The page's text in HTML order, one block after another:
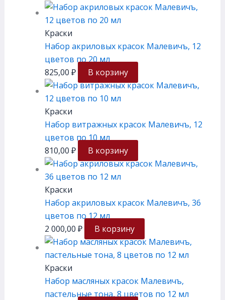
Краски
Набор акриловых красок Малевичъ, 12
цветов по 20 мл
825,00 ₽ В корзину
Краски
Набор витражных красок Малевичъ, 12
цветов по 10 мл
810,00 ₽ В корзину
Краски
Набор акриловых красок Малевичъ, 36
цветов по 12 мл
2 000,00 ₽ В корзину
Краски
Набор масляных красок Малевичъ,
пастельные тона, 8 цветов по 12 мл